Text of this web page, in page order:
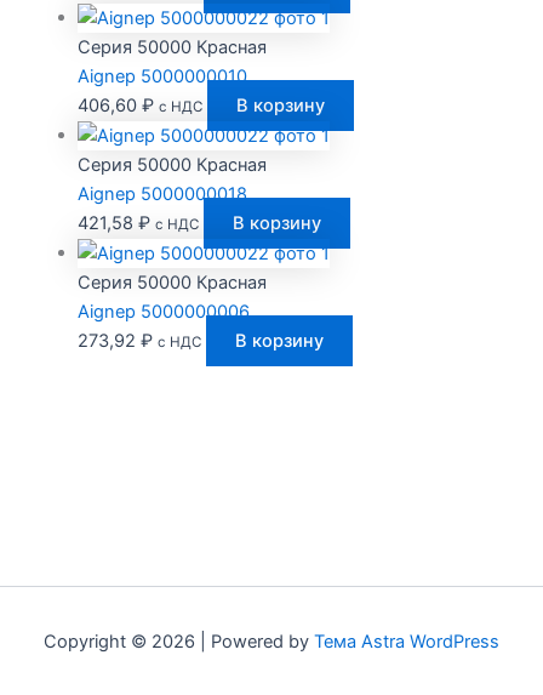
Серия 50000 Красная
Aignep 5000000010
406,60 ₽ с НДС В корзину
Серия 50000 Красная
Aignep 5000000018
421,58 ₽ с НДС В корзину
Серия 50000 Красная
Aignep 5000000006
273,92 ₽ с НДС В корзину
Copyright © 2026 | Powered by Тема Astra WordPress